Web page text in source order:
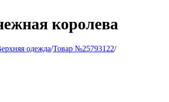
королева
одежда/Товар №25793122/